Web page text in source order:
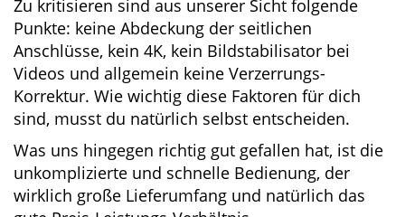
Fazit
Flaggschiffen der namhaften Action-Cam
Herstellern, ohne Frage zu den günstigeren
Modellen.